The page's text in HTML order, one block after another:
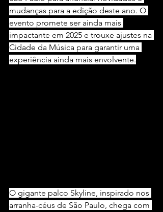
mudanças para a edição deste ano. O
evento promete ser ainda mais
impactante em 2025 e trouxe ajustes na
Cidade da Música para garantir uma
experiência ainda mais envolvente.
O gigante palco Skyline, inspirado nos
arranha-céus de São Paulo, chega com